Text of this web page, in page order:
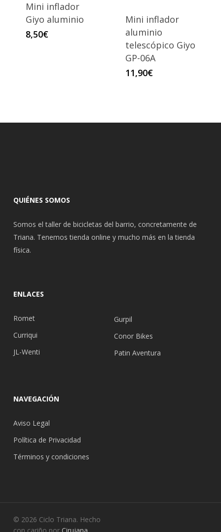
Mini inflador
Giyo aluminio
8,50€
Mini inflador
aluminio
telescópico Giyo
GP-06A
11,90€
QUIÉNES SOMOS
Somos el taller de bicicletas del barrio, concretamente de
Triana. Tenemos tienda online y mucho más en la tienda
física.
ENLACES
Romet
Curriqui
JL-Wenti
Gurpil
Conor Bikes
Patin Aventura
NAVEGACIÓN
Aviso Legal
Política de Privacidad
Términos y condiciones
© 2026 Ciclo Triana. Hecho